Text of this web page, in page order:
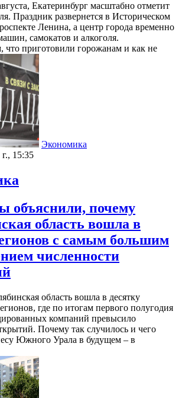
Екатеринбург масштабно отметит
Праздник развернется в Историческом
Ленина, а центр города временно
самокатов и алкоголя.
что приготовили горожанам и как не
Экономика
15:35
объяснили, почему
область вошла в
с самым большим
численности
область вошла в десятку
где по итогам первого полугодия
компаний превысило
Почему так случилось и чего
Южного Урала в будущем – в